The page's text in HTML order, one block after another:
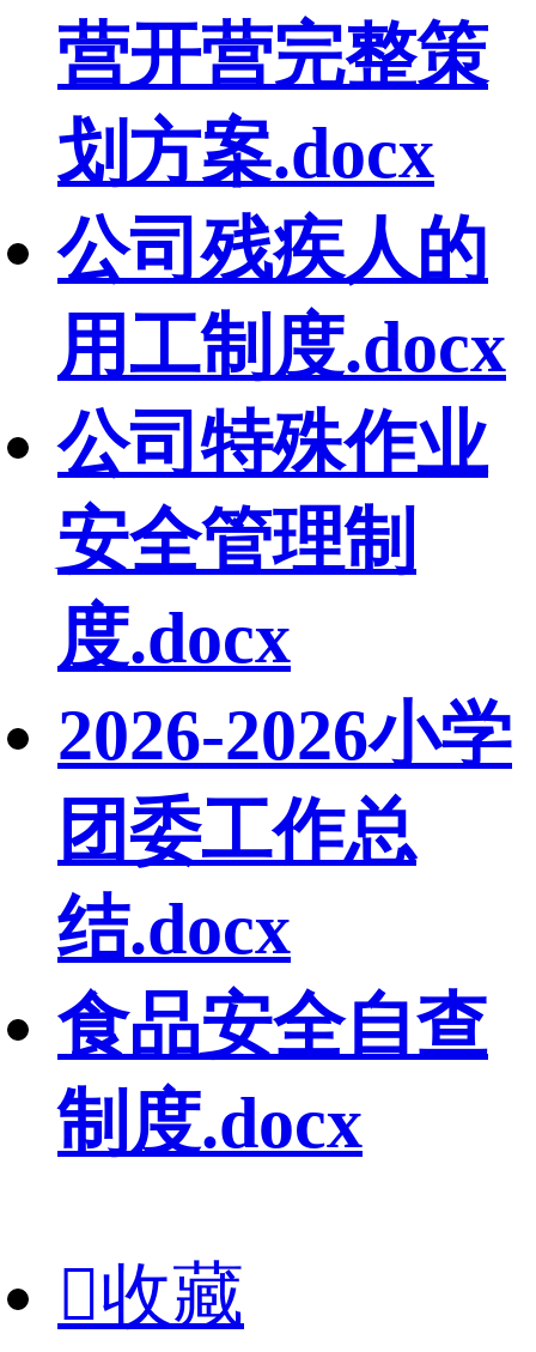
营开营完整策
划方案.docx
公司残疾人的
用工制度.docx
公司特殊作业
安全管理制
度.docx
2026-2026小学
团委工作总
结.docx
食品安全自查
制度.docx
收藏